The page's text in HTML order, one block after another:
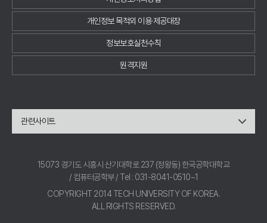
개인정보 목적외 이용·제공대장
정보보호실천수칙
원격지원
관련사이트
15073 경기도 시흥시 산기대학로 237 (정왕동) 한국공학대학교
/ 컴퓨터공학부 / Tel : 031-8041-0510~1
COPYRIGHT 2014 TECH UNIVERSITY OF KOREA.
ALL RIGHTS RESERVED.